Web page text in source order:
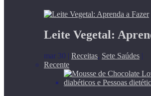
Leite Vegetal:
mar 30 | Receitas, Sete Saúdes |
Recente